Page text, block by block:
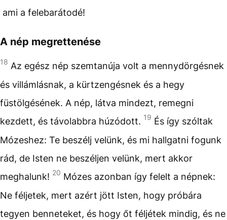
ami a felebarátodé!
A nép megrettenése
18 Az egész nép szemtanúja volt a mennydörgésnek
és villámlásnak, a kürtzengésnek és a hegy
füstölgésének. A nép, látva mindezt, remegni
kezdett, és távolabbra húzódott. 19 És így szóltak
Mózeshez: Te beszélj velünk, és mi hallgatni fogunk
rád, de Isten ne beszéljen velünk, mert akkor
meghalunk! 20 Mózes azonban így felelt a népnek:
Ne féljetek, mert azért jött Isten, hogy próbára
tegyen benneteket, és hogy őt féljétek mindig, és ne